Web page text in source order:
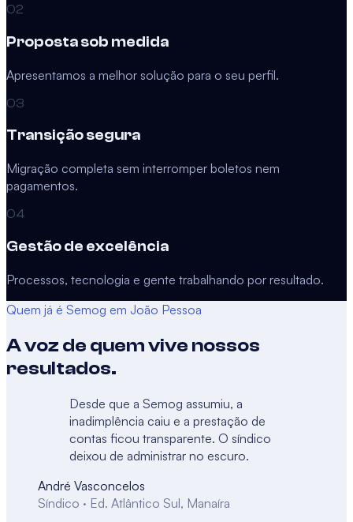
02
Proposta sob medida
Apresentamos a melhor solução para o seu perfil.
03
Transição segura
Migração completa sem interromper boletos nem
pagamentos.
04
Gestão de excelência
Processos, tecnologia e gente trabalhando por resultado.
Quem já é Semog em João Pessoa
A voz de quem vive nossos
resultados.
Desde que a Semog assumiu, a
inadimplência caiu e a prestação de
contas ficou transparente. O síndico
deixou de administrar no escuro.
André Vasconcelos
Síndico · Ed. Atlântico Sul, Manaíra